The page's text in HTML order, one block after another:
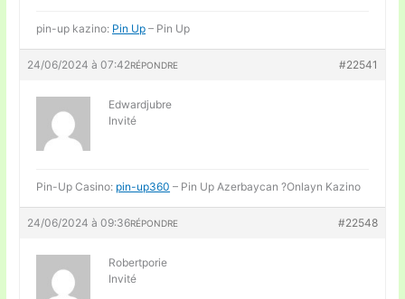
pin-up kazino: Pin Up – Pin Up
24/06/2024 à 07:42 #22541
RÉPONDRE
Edwardjubre
Invité
Pin-Up Casino: pin-up360 – Pin Up Azerbaycan ?Onlayn Kazino
24/06/2024 à 09:36 #22548
RÉPONDRE
Robertporie
Invité